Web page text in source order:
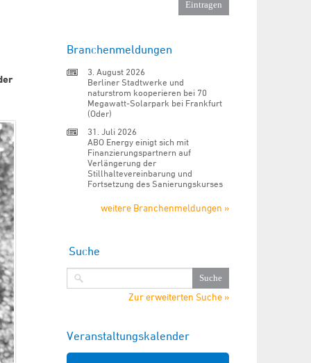
Branchenmeldungen
3. August 2026
Berliner Stadtwerke und
naturstrom kooperieren bei 70
Megawatt-Solarpark bei Frankfurt
(Oder)
31. Juli 2026
ABO Energy einigt sich mit
Finanzierungspartnern auf
Verlängerung der
Stillhaltevereinbarung und
Fortsetzung des Sanierungskurses
weitere Branchenmeldungen »
Suche
Zur erweiterten Suche »
Veranstaltungskalender